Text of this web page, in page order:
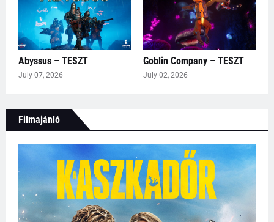
Abyssus – TESZT
July 07, 2026
Goblin Company – TESZT
July 02, 2026
Filmajánló